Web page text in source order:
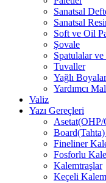
Sanatsal
Sanatsal
Soft ve Oil
Şovale
Spatulalar ve
Tuvaller
Yağlı
Yardımcı
Valiz
Yazı Gereçleri
Fineliner
Fosforlu
Kalemtraşlar
Keçeli